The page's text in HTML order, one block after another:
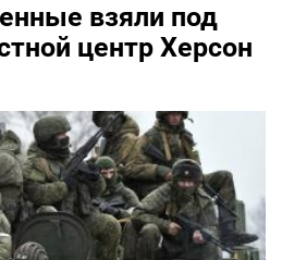
взяли под
центр Херсон